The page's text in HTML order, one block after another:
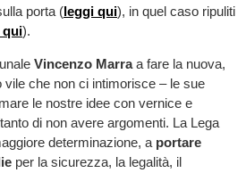
porta (leggi qui), in quel caso ripuliti
qui).
Vincenzo Marraa fare la nuova,
che non ci intimorisce – le sue
le nostre idee con vernice e
di non avere argomenti. La Lega
determinazione, a portare
per la sicurezza, la legalità, il